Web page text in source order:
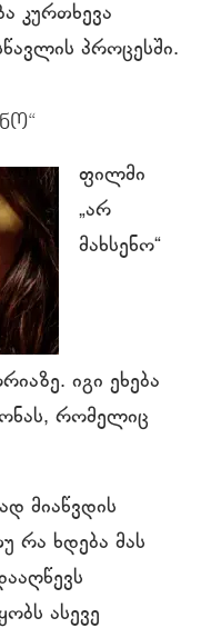
კურთხევა
პროცესში.
ფილმი
„არ
მახსენო“
იგი ეხება
რომელიც
მიაწვდის
რა ხდება მას
ასევე